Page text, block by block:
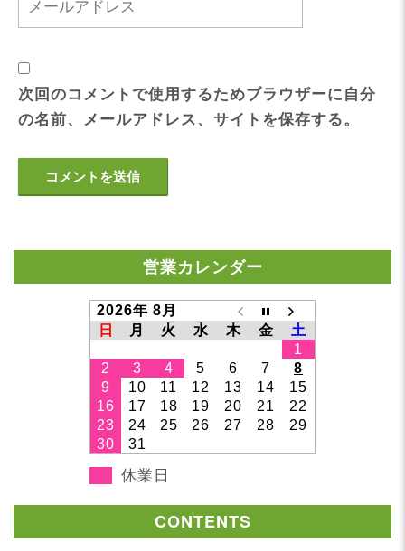
次回のコメントで使用するためブラウザーに自分
の名前、メールアドレス、サイトを保存する。
営業カレンダー
2026年 8月
日
月 火 水 木 金
土
1
2
3 4 5 6 7
8
9
10 11 12 13 14
15
16
17 18 19 20 21
22
23
24 25 26 27 28
29
30
31
休業日
CONTENTS